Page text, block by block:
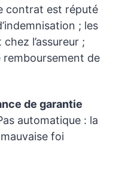
contrat est réputé
; les
l’assureur ;
remboursement de
de garantie
automatique : la
foi